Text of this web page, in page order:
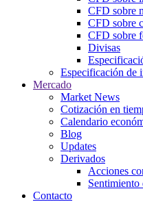
CFD sobre
CFD sobre
CFD sobre
Divisas
Especificación de
Mercado
Market News
Cotización en
Calendario
Blog
Updates
Derivados
Acciones
Sentimiento
Contacto